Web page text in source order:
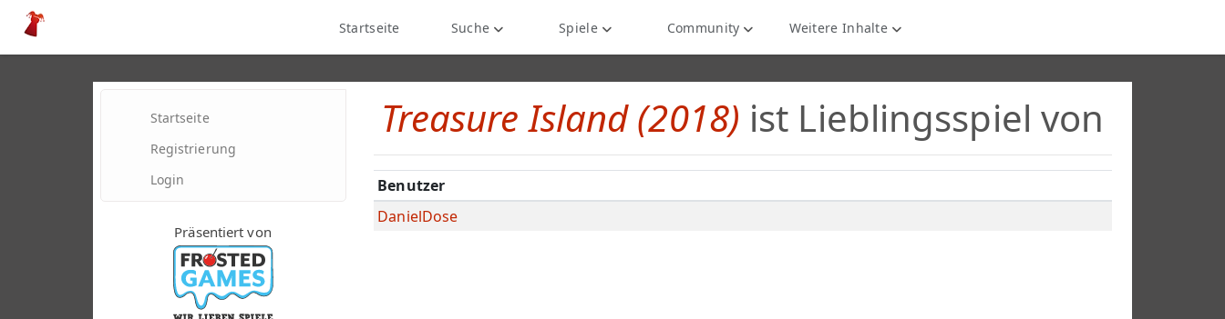
Startseite Suche Spiele Community Weitere Inhalte
Startseite
Registrierung
Login
Präsentiert von
Treasure Island (2018) ist Lieblingsspiel von
Benutzer
DanielDose